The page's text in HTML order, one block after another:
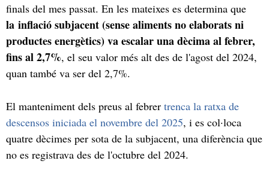
finals del mes passat. En les mateixes es determina que
la inflació subjacent (sense aliments no elaborats ni
productes energètics) va escalar una dècima al febrer,
fins al 2,7%, el seu valor més alt des de l'agost del 2024,
quan també va ser del 2,7%.
El manteniment dels preus al febrer trenca la ratxa de
descensos iniciada el novembre del 2025, i es col·loca
quatre dècimes per sota de la subjacent, una diferència que
no es registrava des de l'octubre del 2024.